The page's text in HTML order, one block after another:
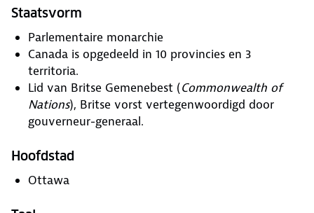
Staatsvorm
Parlementaire monarchie
Canada is opgedeeld in 10 provincies en 3
territoria.
Lid van Britse Gemenebest (Commonwealth of
Nations), Britse vorst vertegenwoordigd door
gouverneur-generaal.
Hoofdstad
Ottawa